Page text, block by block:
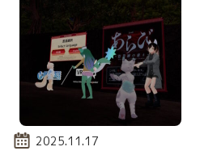
投稿日:
2025.11.17